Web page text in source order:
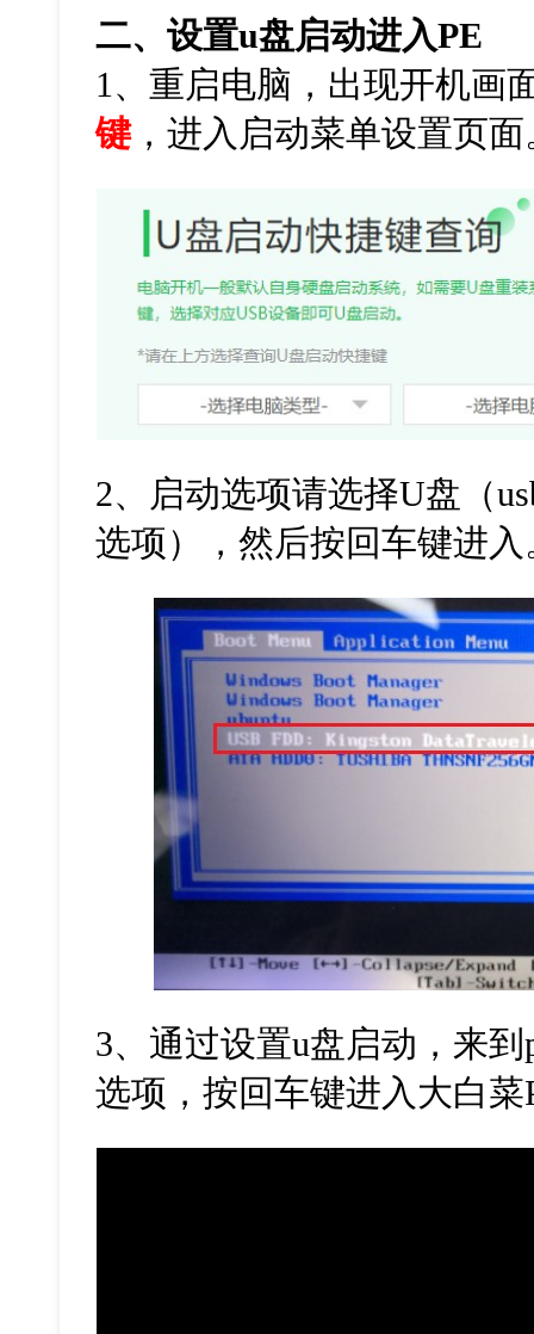
二、设置u盘启动进入PE
1 、重启电脑，出现开机画
键，进入启动菜单设置页面
2、启动选项请选择U盘（
选项），然后按回车键进入
3、通过设置u盘启动，来到
选项，按回车键进入大白菜